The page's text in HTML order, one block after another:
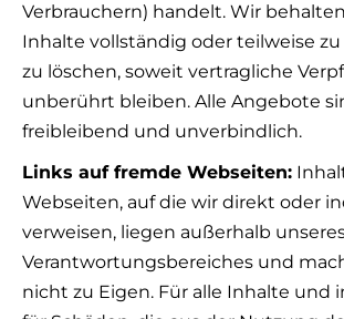
Verbrauchern) handelt. Wir
Inhalte vollständig oder teilweise
zu löschen, soweit vertragliche
unberührt bleiben. Alle Angebote
freibleibend und unverbindlich.
Links auf fremde Webseiten:
Webseiten, auf die wir direkt oder
verweisen, liegen außerhalb
Verantwortungsbereiches und
nicht zu Eigen. Für alle Inhalte und